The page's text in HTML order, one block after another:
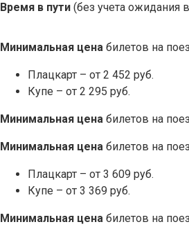
Время в пути (без учета ожидания
Минимальная цена билетов на
Плацкарт – от 2 452 руб.
Купе – от 2 295 руб.
Минимальная цена билетов на
Минимальная цена билетов на
Плацкарт – от 3 609 руб.
Купе – от 3 369 руб.
Минимальная цена билетов на